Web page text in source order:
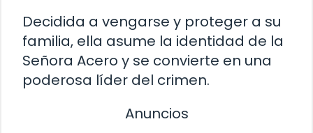
Decidida a vengarse y proteger a su
familia, ella asume la identidad de la
Señora Acero y se convierte en una
poderosa líder del crimen.
Anuncios